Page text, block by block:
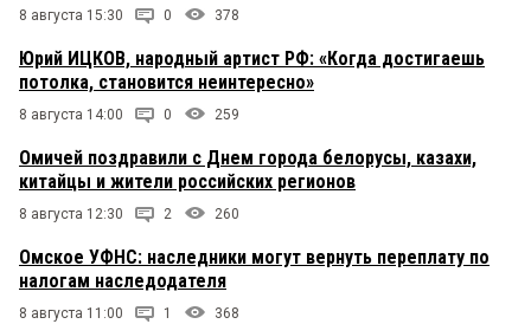
8 августа 15:30 0 378
Юрий ИЦКОВ, народный артист РФ: «Когда достигаешь
потолка, становится неинтересно»
8 августа 14:00 0 259
Омичей поздравили с Днем города белорусы, казахи,
китайцы и жители российских регионов
8 августа 12:30 2 260
Омское УФНС: наследники могут вернуть переплату по
налогам наследодателя
8 августа 11:00 1 368